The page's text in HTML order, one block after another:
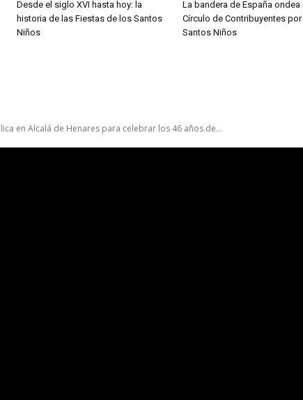
Desde el siglo XVI hasta hoy: la
historia de las Fiestas de los Santos
Niños
La bandera de España ondea
Círculo de Contribuyentes
Santos Niños